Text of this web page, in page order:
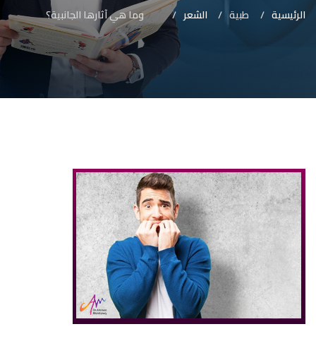
الرئيسية
طبية
الشعر
وما هي آثارها الجانبية؟